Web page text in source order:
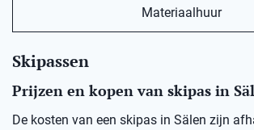
Materiaalhuur
Skipassen
Prijzen en kopen van skipas in
De kosten van een skipas in Sälen zijn